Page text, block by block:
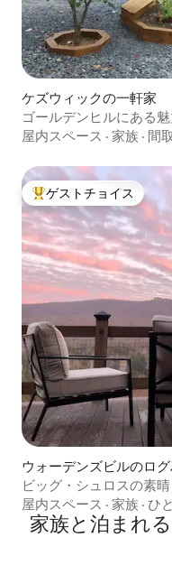
ケズウィックの一軒家
ゴールデンヒルにある
屋内スペース · 家族 · 間
大好評のゲストチョイス
ゲストチョイス
ウォーデンズビルのロ
ビッグ・シュロスの素
るキャビン
屋内スペース · 家族 · ひ
家族と泊まれ